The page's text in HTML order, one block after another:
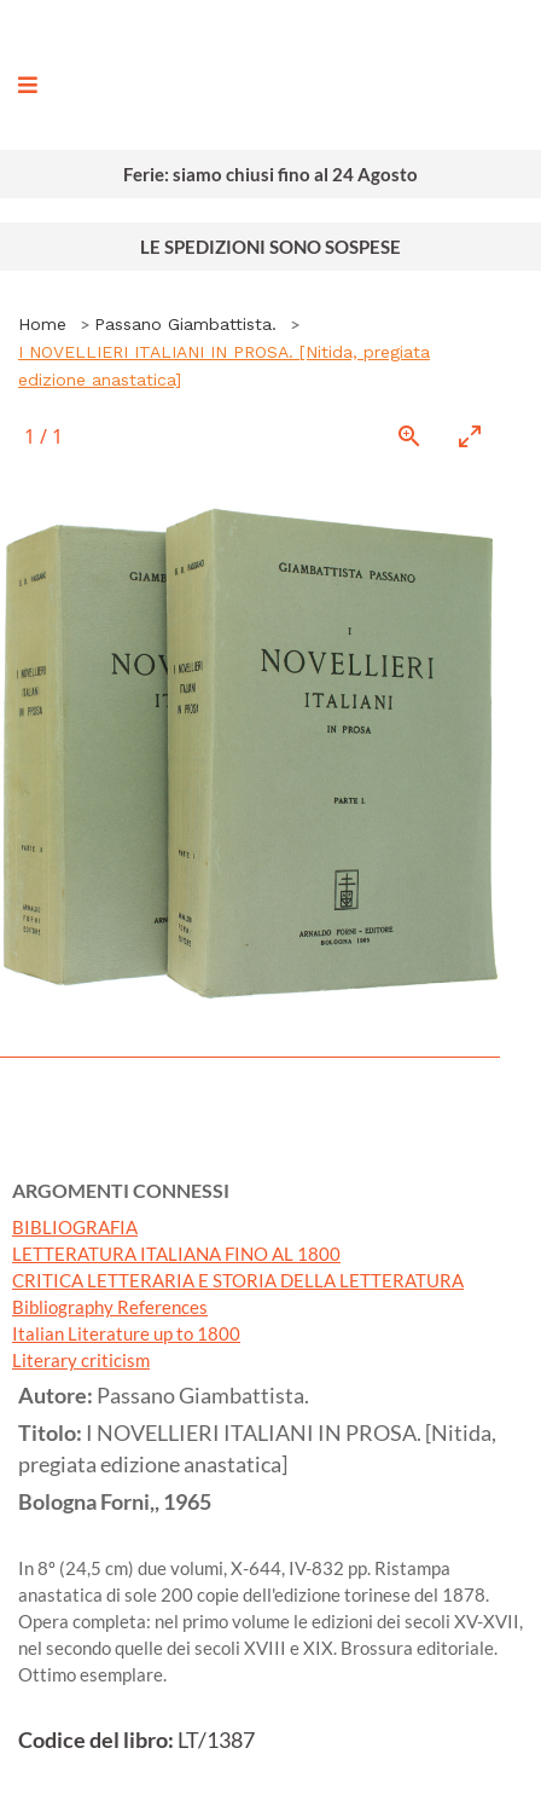
Ferie: siamo chiusi fino al 24 Agosto
LE SPEDIZIONI SONO SOSPESE
Home
Passano Giambattista.
I NOVELLIERI ITALIANI IN PROSA. [Nitida, pregiata
edizione anastatica]
1 / 1
ARGOMENTI CONNESSI
BIBLIOGRAFIA
LETTERATURA ITALIANA FINO AL 1800
CRITICA LETTERARIA E STORIA DELLA LETTERATURA
Bibliography References
Italian Literature up to 1800
Literary criticism
Autore: Passano Giambattista.
Titolo: I NOVELLIERI ITALIANI IN PROSA. [Nitida,
pregiata edizione anastatica]
BolognaForni,,1965
In 8º (24,5 cm) due volumi, X-644, IV-832 pp. Ristampa
anastatica di sole 200 copie dell'edizione torinese del 1878.
Opera completa: nel primo volume le edizioni dei secoli XV-XVII,
nel secondo quelle dei secoli XVIII e XIX. Brossura editoriale.
Ottimo esemplare.
Codice del libro: LT/1387